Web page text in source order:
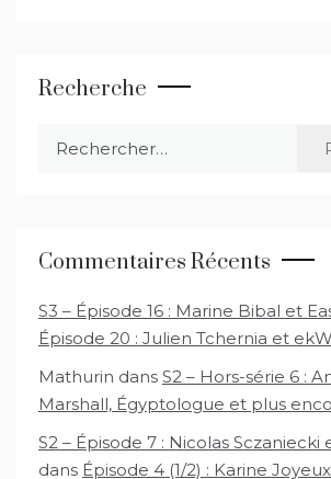
Recherche
Commentaires Récents
S3 – Épisode 16 : Marine Bibal et
Épisode 20 : Julien Tchernia et
Mathurin dans S2 – Hors-série 6 :
Marshall, Égyptologue et plus
S2 – Épisode 7 : Nicolas Sczaniecki
dans Épisode 4 (1/2) : Karine